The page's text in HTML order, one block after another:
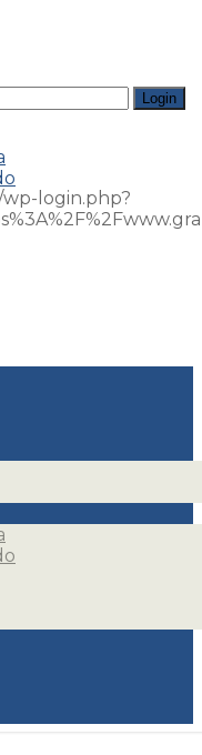
login.php?